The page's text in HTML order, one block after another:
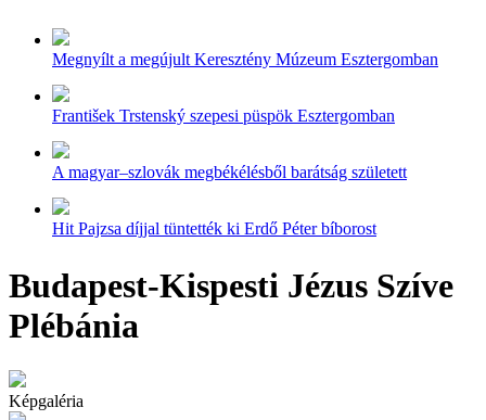
Megnyílt a megújult Keresztény Múzeum Esztergomban
František Trstenský szepesi püspök Esztergomban
A magyar–szlovák megbékélésből barátság született
Hit Pajzsa díjjal tüntették ki Erdő Péter bíborost
Budapest-Kispesti Jézus Szíve
Plébánia
Képgaléria